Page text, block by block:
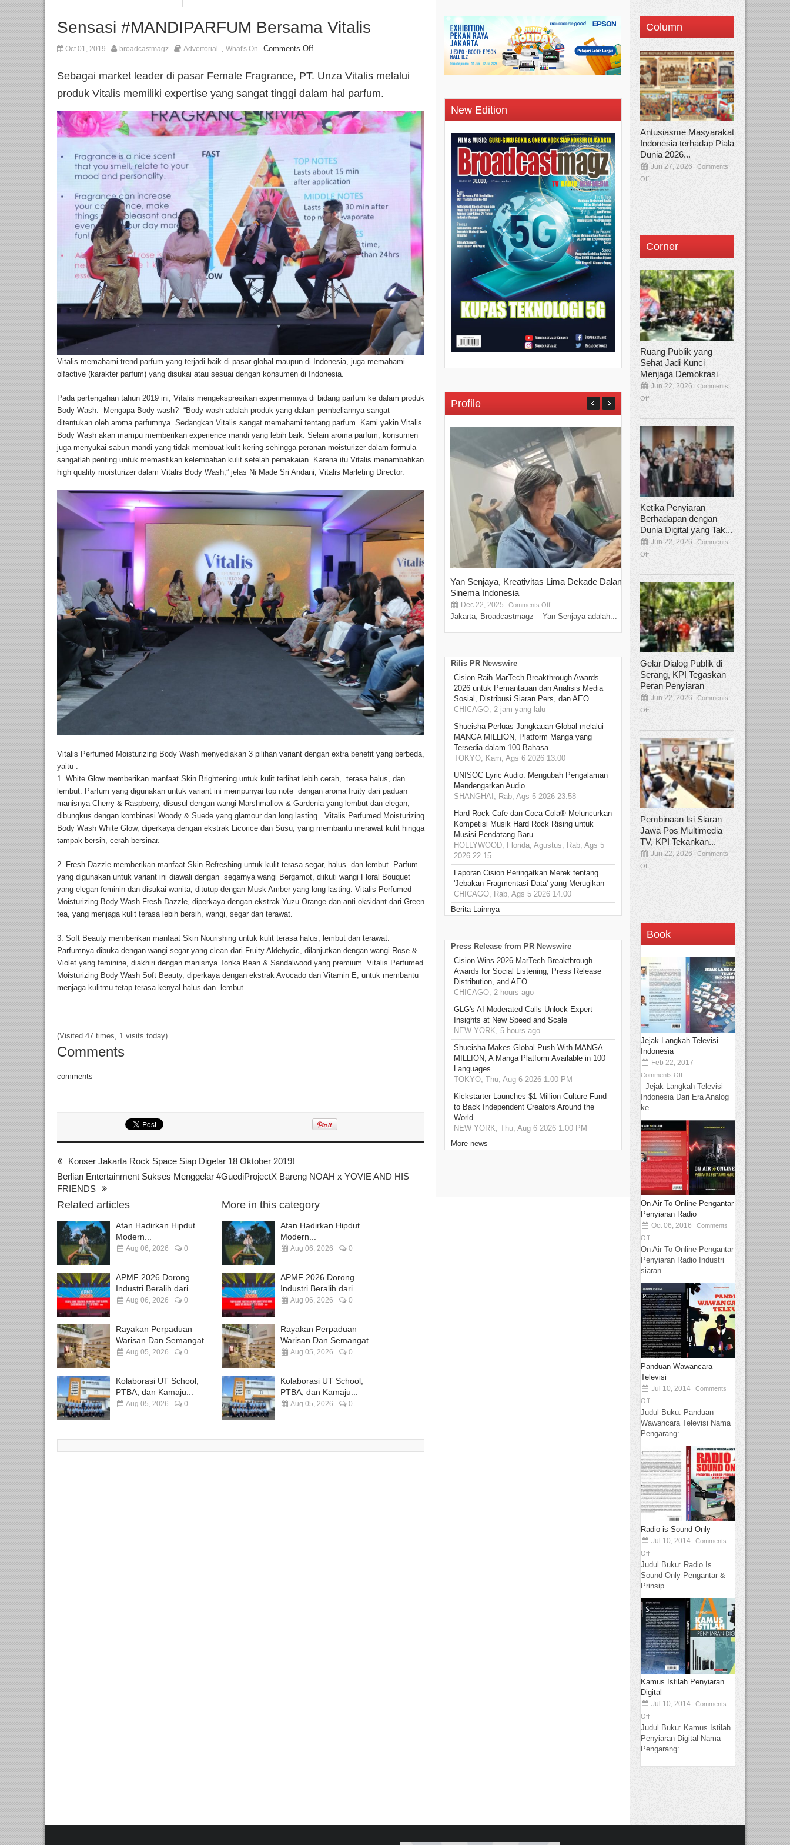
Sensasi #MANDIPARFUM Bersama Vitalis
Oct 01, 2019 broadcastmagz Advertorial , What's On Comments Off
Sebagai market leader di pasar Female Fragrance, PT. Unza Vitalis melalui
produk Vitalis memiliki expertise yang sangat tinggi dalam hal parfum.
Vitalis memahami trend parfum yang terjadi baik di pasar global maupun di Indonesia, juga memahami
olfactive (karakter parfum) yang disukai atau sesuai dengan konsumen di Indonesia.
Pada pertengahan tahun 2019 ini, Vitalis mengekspresikan experimennya di bidang parfum ke dalam produk
Body Wash. Mengapa Body wash? “Body wash adalah produk yang dalam pembeliannya sangat
ditentukan oleh aroma parfumnya. Sedangkan Vitalis sangat memahami tentang parfum. Kami yakin Vitalis
Body Wash akan mampu memberikan experience mandi yang lebih baik. Selain aroma parfum, konsumen
juga menyukai sabun mandi yang tidak membuat kulit kering sehingga peranan moisturizer dalam formula
sangatlah penting untuk memastikan kelembaban kulit setelah pemakaian. Karena itu Vitalis menambahkan
high quality moisturizer dalam Vitalis Body Wash,” jelas Ni Made Sri Andani, Vitalis Marleting Director.
Vitalis Perfumed Moisturizing Body Wash menyediakan 3 pilihan variant dengan extra benefit yang berbeda,
yaitu :
1. White Glow memberikan manfaat Skin Brightening untuk kulit terlihat lebih cerah, terasa halus, dan
lembut. Parfum yang digunakan untuk variant ini mempunyai top note dengan aroma fruity dari paduan
manisnya Cherry & Raspberry, disusul dengan wangi Marshmallow & Gardenia yang lembut dan elegan,
dibungkus dengan kombinasi Woody & Suede yang glamour dan long lasting. Vitalis Perfumed Moisturizing
Body Wash White Glow, diperkaya dengan ekstrak Licorice dan Susu, yang membantu merawat kulit hingga
tampak bersih, cerah bersinar.
2. Fresh Dazzle memberikan manfaat Skin Refreshing untuk kulit terasa segar, halus dan lembut. Parfum
yang digunakan untuk variant ini diawali dengan segarnya wangi Bergamot, diikuti wangi Floral Bouquet
yang elegan feminin dan disukai wanita, ditutup dengan Musk Amber yang long lasting. Vitalis Perfumed
Moisturizing Body Wash Fresh Dazzle, diperkaya dengan ekstrak Yuzu Orange dan anti oksidant dari Green
tea, yang menjaga kulit terasa lebih bersih, wangi, segar dan terawat.
3. Soft Beauty memberikan manfaat Skin Nourishing untuk kulit terasa halus, lembut dan terawat.
Parfumnya dibuka dengan wangi segar yang clean dari Fruity Aldehydic, dilanjutkan dengan wangi Rose &
Violet yang feminine, diakhiri dengan manisnya Tonka Bean & Sandalwood yang premium. Vitalis Perfumed
Moisturizing Body Wash Soft Beauty, diperkaya dengan ekstrak Avocado dan Vitamin E, untuk membantu
menjaga kulitmu tetap terasa kenyal halus dan lembut.
(Visited 47 times, 1 visits today)
Comments
comments
Konser Jakarta Rock Space Siap Digelar 18 Oktober 2019!
Berlian Entertainment Sukses Menggelar #GuediProjectX Bareng NOAH x YOVIE AND HIS
FRIENDS
Related articles
Afan Hadirkan Hipdut
Modern...
Aug 06, 2026 0
APMF 2026 Dorong
Industri Beralih dari...
Aug 06, 2026 0
Rayakan Perpaduan
Warisan Dan Semangat...
Aug 05, 2026 0
Kolaborasi UT School,
PTBA, dan Kamaju...
Aug 05, 2026 0
More in this category
Afan Hadirkan Hipdut
Modern...
Aug 06, 2026 0
APMF 2026 Dorong
Industri Beralih dari...
Aug 06, 2026 0
Rayakan Perpaduan
Warisan Dan Semangat...
Aug 05, 2026 0
Kolaborasi UT School,
PTBA, dan Kamaju...
Aug 05, 2026 0
New Edition
Profile
Yan Senjaya, Kreativitas Lima Dekade Dalam
Sinema Indonesia
Dec 22, 2025 Comments Off
Jakarta, Broadcastmagz – Yan Senjaya adalah...
Tamee Irelly Menjadi Juri Open
Film Terbaru...
Sep 08, 2025 Comments Off
Bekasi, Broadcastmagz – Dalam upaya
talenta...
Rilis PR Newswire
Cision Raih MarTech Breakthrough Awards
2026 untuk Pemantauan dan Analisis Media
Sosial, Distribusi Siaran Pers, dan AEO
CHICAGO, 2 jam yang lalu
Shueisha Perluas Jangkauan Global melalui
MANGA MILLION, Platform Manga yang
Tersedia dalam 100 Bahasa
TOKYO, Kam, Ags 6 2026 13.00
UNISOC Lyric Audio: Mengubah Pengalaman
Mendengarkan Audio
SHANGHAI, Rab, Ags 5 2026 23.58
Hard Rock Cafe dan Coca-Cola® Meluncurkan
Kompetisi Musik Hard Rock Rising untuk
Musisi Pendatang Baru
HOLLYWOOD, Florida, Agustus, Rab, Ags 5
2026 22.15
Laporan Cision Peringatkan Merek tentang
'Jebakan Fragmentasi Data' yang Merugikan
CHICAGO, Rab, Ags 5 2026 14.00
Berita Lainnya
Press Release from PR Newswire
Cision Wins 2026 MarTech Breakthrough
Awards for Social Listening, Press Release
Distribution, and AEO
CHICAGO, 2 hours ago
GLG's AI-Moderated Calls Unlock Expert
Insights at New Speed and Scale
NEW YORK, 5 hours ago
Shueisha Makes Global Push With MANGA
MILLION, A Manga Platform Available in 100
Languages
TOKYO, Thu, Aug 6 2026 1:00 PM
Kickstarter Launches $1 Million Culture Fund
to Back Independent Creators Around the
World
NEW YORK, Thu, Aug 6 2026 1:00 PM
More news
Column
Antusiasme Masyarakat
Indonesia terhadap Piala
Dunia 2026...
Jun 27, 2026
Comments
Off
Corner
Ruang Publik yang
Sehat Jadi Kunci
Menjaga Demokrasi
Jun 22, 2026
Comments
Off
Ketika Penyiaran
Berhadapan dengan
Dunia Digital yang Tak...
Jun 22, 2026
Comments
Off
Gelar Dialog Publik di
Serang, KPI Tegaskan
Peran Penyiaran
Jun 22, 2026
Comments
Off
Pembinaan Isi Siaran
Jawa Pos Multimedia
TV, KPI Tekankan...
Jun 22, 2026
Comments
Off
Book
Jejak Langkah Televisi
Indonesia
Feb 22, 2017
Comments Off
Jejak Langkah Televisi
Indonesia Dari Era Analog
ke...
On Air To Online Pengantar
Penyiaran Radio
Oct 06, 2016
Comments
Off
On Air To Online Pengantar
Penyiaran Radio Industri
siaran...
Panduan Wawancara
Televisi
Jul 10, 2014
Comments
Off
Judul Buku: Panduan
Wawancara Televisi Nama
Pengarang:...
Radio is Sound Only
Jul 10, 2014
Comments
Off
Judul Buku: Radio Is
Sound Only Pengantar &
Prinsip...
Kamus Istilah Penyiaran
Digital
Jul 10, 2014
Comments
Off
Judul Buku: Kamus Istilah
Penyiaran Digital Nama
Pengarang:...